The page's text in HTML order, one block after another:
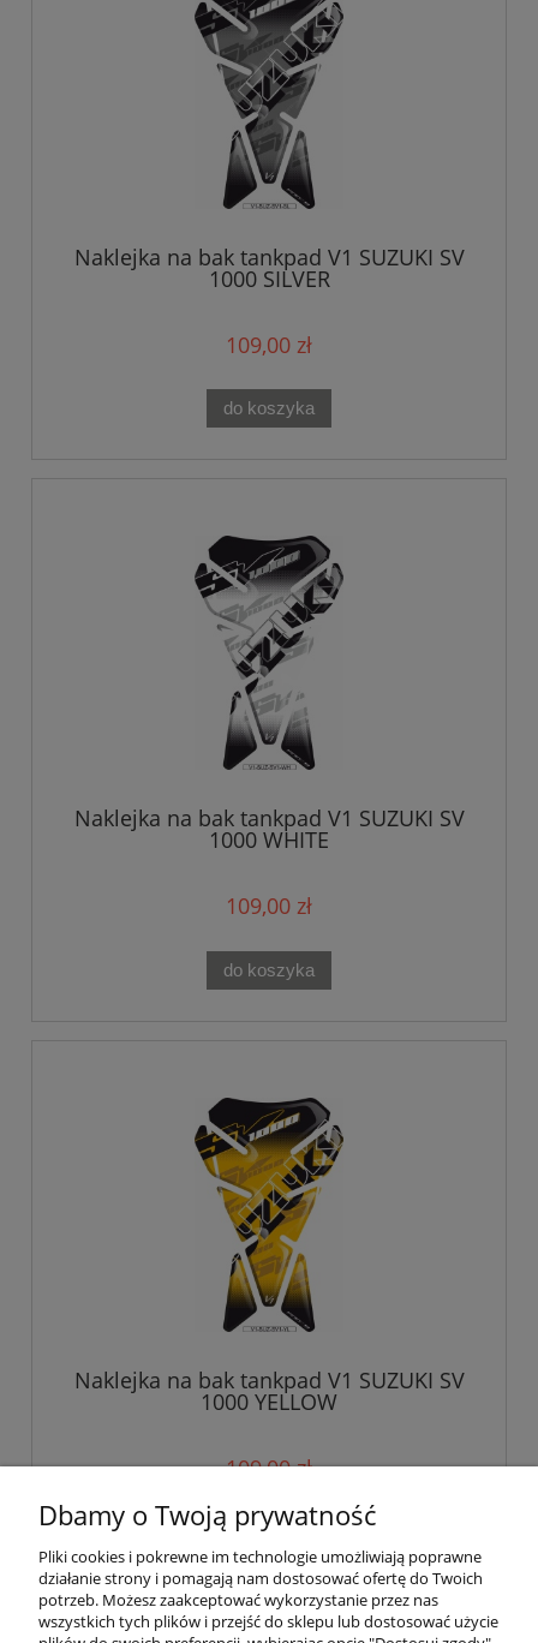
Naklejka na bak tankpad V1 SUZUKI SV
1000 SILVER
109,00 zł
do koszyka
Naklejka na bak tankpad V1 SUZUKI SV
1000 WHITE
109,00 zł
do koszyka
Naklejka na bak tankpad V1 SUZUKI SV
1000 YELLOW
109,00 zł
do koszyka
Pomoc
Dbamy o Twoją prywatność
Pliki cookies i pokrewne im technologie umożliwiają poprawne
działanie strony i pomagają nam dostosować ofertę do Twoich
potrzeb. Możesz zaakceptować wykorzystanie przez nas
wszystkich tych plików i przejść do sklepu lub dostosować użycie